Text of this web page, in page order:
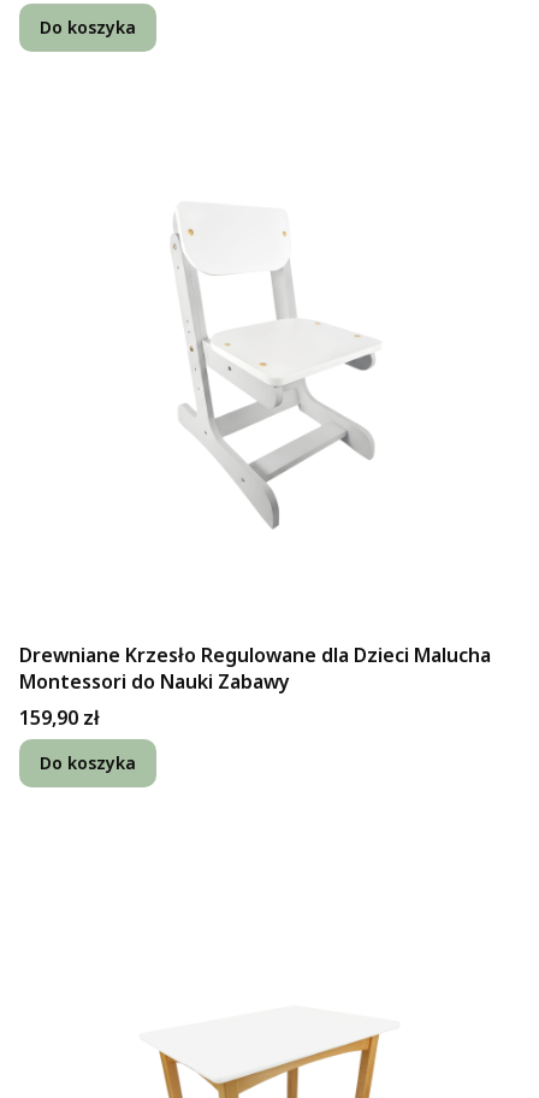
Do koszyka
Drewniane Krzesło Regulowane dla Dzieci Malucha
Montessori do Nauki Zabawy
Cena
159,90 zł
Do koszyka